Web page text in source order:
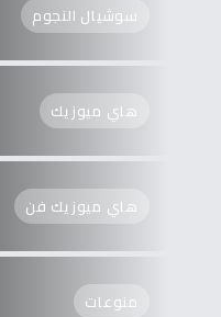
سوشيال النجوم
هاي ميوزيك
هاي ميوزيك فن
منوعات